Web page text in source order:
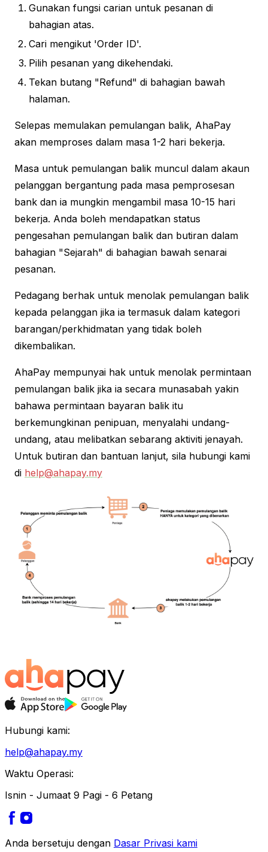
Gunakan fungsi carian untuk pesanan di
bahagian atas.
Cari mengikut 'Order ID'.
Pilih pesanan yang dikehendaki.
Tekan butang "Refund" di bahagian bawah
halaman.
Selepas memulakan pemulangan balik, AhaPay
akan memproses dalam masa 1-2 hari bekerja.
Masa untuk pemulangan balik muncul dalam akaun
pelanggan bergantung pada masa pemprosesan
bank dan ia mungkin mengambil masa 10-15 hari
bekerja. Anda boleh mendapatkan status
pengesahan pemulangan balik dan butiran dalam
bahagian "Sejarah" di bahagian bawah senarai
pesanan.
Pedagang berhak untuk menolak pemulangan balik
kepada pelanggan jika ia termasuk dalam kategori
barangan/perkhidmatan yang tidak boleh
dikembalikan.
AhaPay mempunyai hak untuk menolak permintaan
pemulangan balik jika ia secara munasabah yakin
bahawa permintaan bayaran balik itu
berkemungkinan penipuan, menyalahi undang-
undang, atau melibatkan sebarang aktiviti jenayah.
Untuk butiran dan bantuan lanjut, sila hubungi kami
di help@ahapay.my
Hubungi kami:
help@ahapay.my
Waktu Operasi:
Isnin - Jumaat 9 Pagi - 6 Petang
Anda bersetuju dengan Dasar Privasi kami